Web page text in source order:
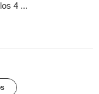
4 ...